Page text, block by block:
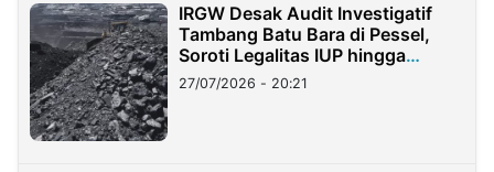
IRGW Desak Audit Investigatif
Tambang Batu Bara di Pessel,
Soroti Legalitas IUP hingga
Stockpile
27/07/2026 - 20:21